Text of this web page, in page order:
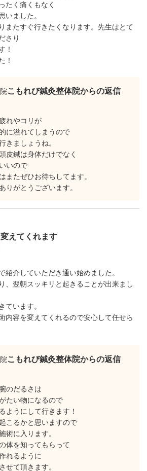
たく痛くもなく
いました。
またすぐ行きたくなります。先生はとて
さり
！
！
こもれび鍼灸整体院からの返信
れやコリが
に溢れてしまうので
きましょうね。
皮鍼は身体だけでなく
いので
またぜひお待ちしてます。
りがとうございます。
えてくれます
紹介していただき通い始めました。
、翌朝スッキリと起きることが出来まし
ています。
内容を変えてくれるので安心して任せら
こもれび鍼灸整体院からの返信
のだるさは
たい物になるので
ようにして行きます！
こるかと思いますので
術に入ります。
体を知ってもらって
れるように
せて頂きます。